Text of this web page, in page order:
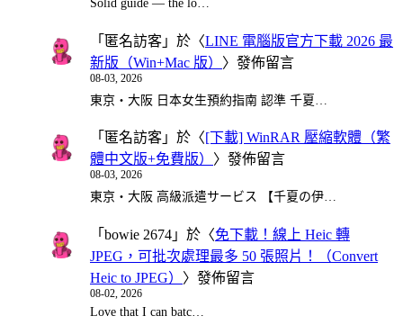
Solid guide — the lo…
「 匿名訪客 」於〈LINE 電腦版官方下載 2026 最
新版（Win+Mac 版） 〉發佈留言
08-03, 2026
東京・大阪 日本女生預約指南 認準 千夏…
「 匿名訪客 」於〈[下載] WinRAR 壓縮軟體（繁
體中文版+免費版） 〉發佈留言
08-03, 2026
東京・大阪 高級派遣サービス 【千夏の伊…
「 bowie 2674 」於〈免下載！線上 Heic 轉
JPEG，可批次處理最多 50 張照片！（Convert
Heic to JPEG） 〉發佈留言
08-02, 2026
Love that I can batc…